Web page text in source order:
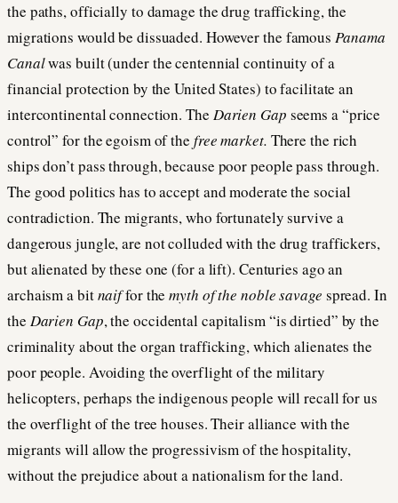
the paths, officially to damage the drug trafficking, the
migrations would be dissuaded. However the famous Panama
Canalwas built (under the centennial continuity of a
financial protection by the United States) to facilitate an
intercontinental connection. The Darien Gap seems a “price
control” for the egoism of the free market. There the rich
ships don’t pass through, because poor people pass through.
The good politics has to accept and moderate the social
contradiction. The migrants, who fortunately survive a
dangerous jungle, are not colluded with the drug traffickers,
but alienated by these one (for a lift). Centuries ago an
archaism a bitnaiffor themyth of the noble savage spread. In
the Darien Gap, the occidental capitalism “is dirtied” by the
criminality about the organ trafficking, which alienates the
poor people. Avoiding the overflight of the military
helicopters, perhaps the indigenous people will recall for us
the overflight of the tree houses. Their alliance with the
migrants will allow the progressivism of the hospitality,
without the prejudice about a nationalism for the land.